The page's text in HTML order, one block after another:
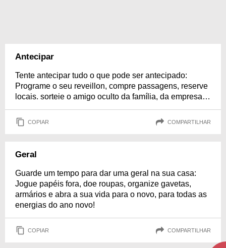
Antecipar
Tente antecipar tudo o que pode ser antecipado:
Programe o seu reveillon, compre passagens, reserve
locais. sorteie o amigo oculto da família, da empresa…
COPIAR COMPARTILHAR
Geral
Guarde um tempo para dar uma geral na sua casa:
Jogue papéis fora, doe roupas, organize gavetas,
armários e abra a sua vida para o novo, para todas as
energias do ano novo!
COPIAR COMPARTILHAR